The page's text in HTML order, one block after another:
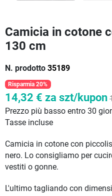
Camicia in cotone
130 cm
N. prodotto 35189
Risparmia 20%
14,32 € za szt/kupon
Prezzo più basso entro 30
Tasse incluse
Camicia in cotone con
nero. Lo consigliamo per
vestiti o gonne.
L'ultimo tagliando con